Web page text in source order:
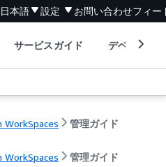
日本語 設定 お問い合わせフィー
サービスガイド デベロッパ
WorkSpaces 管理ガイド
WorkSpaces 管理ガイド